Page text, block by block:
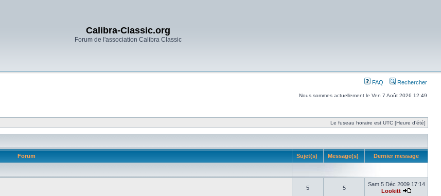
Calibra-Classic.org
Forum de l'association Calibra Classic
FAQ Rechercher
Nous sommes actuellement le Ven 7 Août 2026 12:49
Le fuseau horaire est UTC [Heure d’été]
Forum Sujet(s) Message(s) Dernier message
5 5
Sam 5 Déc 2009 17:14
Lookitt